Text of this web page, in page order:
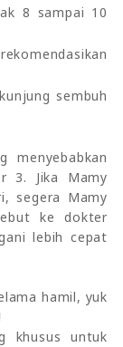
8 sampai 10
sembuh
3. Jika Mamy
segera Mamy
ke dokter
lebih cepat
hamil, yuk
khusus untuk